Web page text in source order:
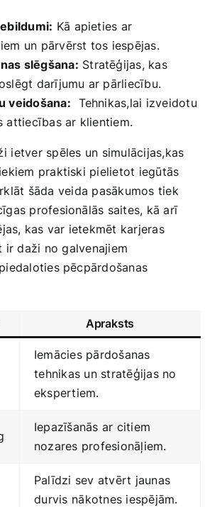
Kā ⁢apieties ar
un ‍pārvērst tos iespējas.
slēgšana: Stratēģijas, kas
darījumu ar pārliecību.
veidošana: ⁢ Tehnikas,lai izveidotu
attiecības ar klientiem.
ietver ⁢spēles un simulācijas,kas
praktiski pielietot iegūtās
šāda⁢ veida pasākumos tiek
profesionālās saites, kā arī⁤
kas var ietekmēt karjeras
ir daži⁢ no galvenajiem
pēcpārdošanas
Apraksts
Iemācies pārdošanas
⁣tehnikas un stratēģijas no
ekspertiem.
Iepazīšanās ar‌ citiem
nozares profesionāļiem.
Palīdzi sev atvērt ‌jaunas
⁢durvis ⁢nākotnes iespējām.